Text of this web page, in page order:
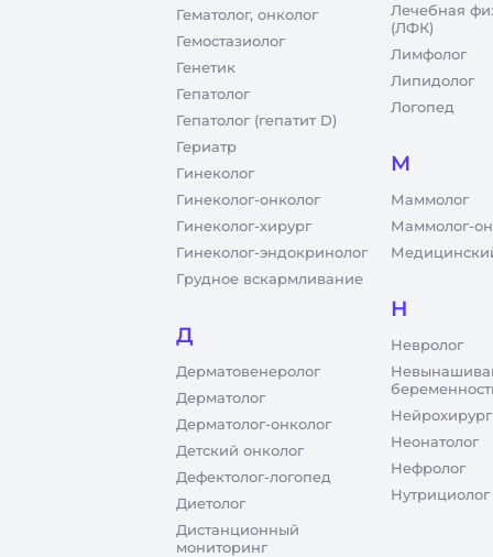
Гематолог, онколог
Гемостазиолог
Генетик
Гепатолог
Гепатолог (гепатит D)
Гериатр
Гинеколог
Гинеколог-онколог
Гинеколог-хирург
Гинеколог-эндокринолог
Грудное вскармливание
Д
Дерматовенеролог
Дерматолог
Дерматолог-онколог
Детский онколог
Дефектолог-логопед
Диетолог
Дистанционный
мониторинг
Лечебная
(ЛФК)
Лимфолог
Липидолог
Логопед
М
Маммолог
Маммолог-
Н
Невролог
Нейрохирург
Неонатолог
Нефролог
Нутрициолог